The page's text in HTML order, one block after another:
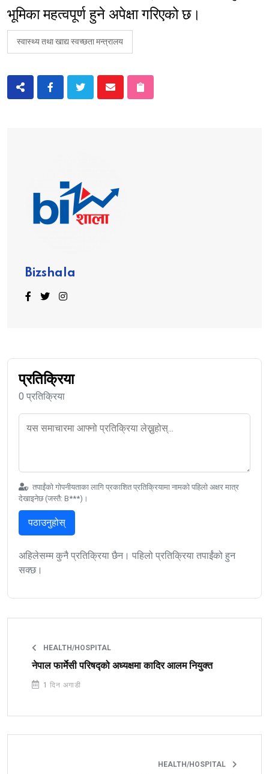
भूमिका महत्वपूर्ण हुने अपेक्षा गरिएको छ।
स्वास्थ्य तथा खाद्य स्वच्छता मन्त्रालय
Bizshala
प्रतिक्रिया
0 प्रतिक्रिया
तपाईंको गोपनीयताका लागि प्रकाशित प्रतिक्रियामा नामको पहिलो अक्षर मात्र
देखाइनेछ (जस्तै: B***)।
पठाउनुहोस्
अहिलेसम्म कुनै प्रतिक्रिया छैन। पहिलो प्रतिक्रिया तपाईंको हुन
सक्छ।
HEALTH/HOSPITAL
नेपाल फार्मेसी परिषद्को अध्यक्षमा कादिर आलम नियुक्त
1 दिन अगाडी
HEALTH/HOSPITAL